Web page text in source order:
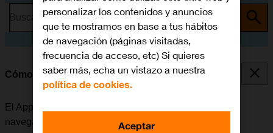
Busca por problema o tema
Cómo utilizar la navegación GPS
El Apple Watch se puede utilizar como una guía de
navegación para llegar a un destino determinado.
personalizar los contenidos y anuncios
que te mostramos en base a tus hábitos
de navegación (páginas visitadas,
frecuencia de acceso, etc) Si quieres
saber más, echa un vistazo a nuestra
política de cookies.
Aceptar